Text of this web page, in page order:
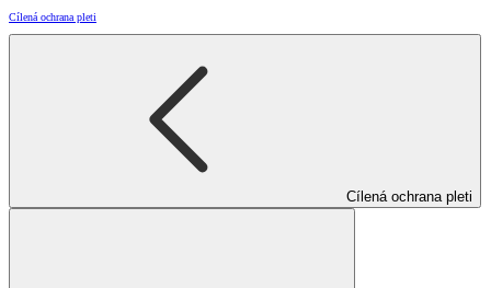
Cílená ochrana pleti
Cílená ochrana pleti